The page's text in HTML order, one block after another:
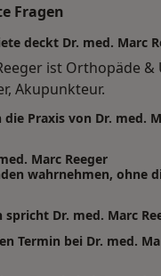
Fragen
deckt Dr. med. Marc
ist Orthopäde
Akupunkteur.
Praxis von Dr. med.
Marc Reeger
wahrnehmen, ohne
spricht Dr. med. Marc
Termin bei Dr. med.